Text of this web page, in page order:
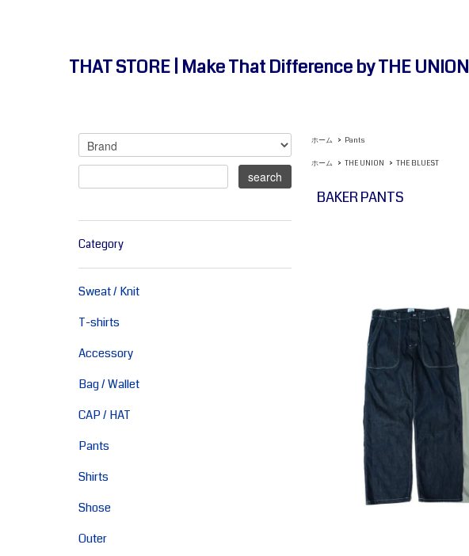
THAT STORE | Make That Difference by THE UNION
ホーム > Pants
ホーム > THE UNION > THE BLUEST
BAKER PANTS
Category
Sweat / Knit
T-shirts
Accessory
Bag / Wallet
CAP / HAT
Pants
Shirts
Shose
Outer